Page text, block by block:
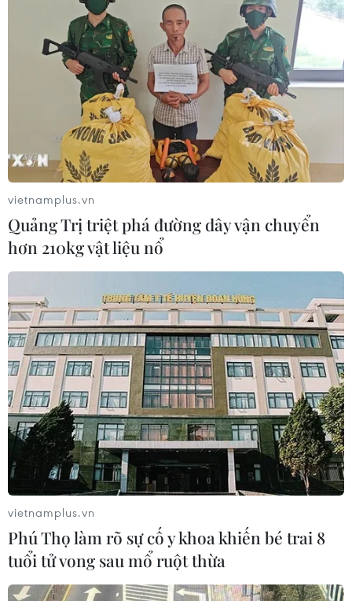
vietnamplus.vn
Quảng Trị triệt phá đường dây vận chuyển
hơn 210kg vật liệu nổ
vietnamplus.vn
Phú Thọ làm rõ sự cố y khoa khiến bé trai 8
tuổi tử vong sau mổ ruột thừa